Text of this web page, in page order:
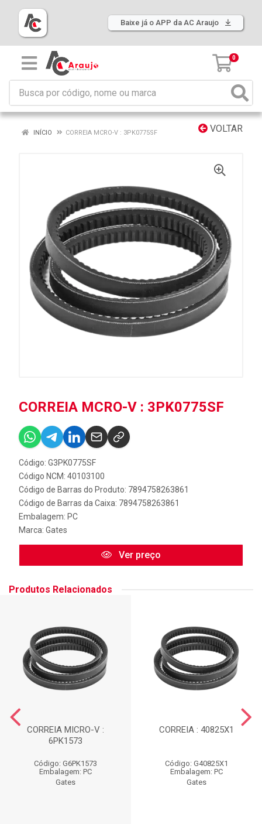
Baixe já o APP da AC Araujo
0
VOLTAR
INÍCIO CORREIA MCRO-V : 3PK0775SF
CORREIA MCRO-V : 3PK0775SF
Código: G3PK0775SF
Código NCM: 40103100
Código de Barras do Produto: 7894758263861
Código de Barras da Caixa: 7894758263861
Embalagem: PC
Marca: Gates
Ver preço
Produtos Relacionados
CORREIA MICRO-V :
6PK1573
Código: G6PK1573
Embalagem: PC
Gates
CORREIA : 40825X1
Código: G40825X1
Embalagem: PC
Gates